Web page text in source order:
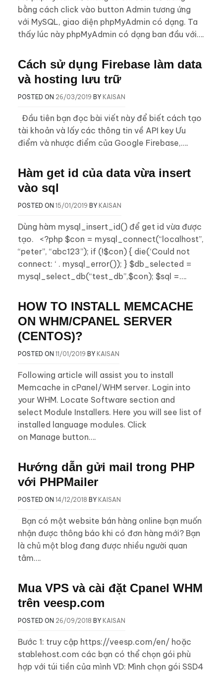
bằng cách click vào button Admin tương ứng
với MySQL, giao diện phpMyAdmin có dạng. Ta
thấy lúc này phpMyAdmin có dạng ban đầu với….
Cách sử dụng Firebase làm data
và hosting lưu trữ
POSTED ON 26/03/2019 BY KAISAN
Đầu tiên bạn đọc bài viết này để biết cách tạo
tài khoản và lấy các thông tin về API key Ưu
điểm và nhược điểm của Google Firebase,….
Hàm get id của data vừa insert
vào sql
POSTED ON 15/01/2019 BY KAISAN
Dùng hàm mysql_insert_id() để get id vừa được
tạo. <?php $con = mysql_connect(“localhost”,
“peter”, “abc123”); if (!$con) { die(‘Could not
connect: ‘ . mysql_error()); } $db_selected =
mysql_select_db(“test_db”,$con); $sql =….
HOW TO INSTALL MEMCACHE
ON WHM/CPANEL SERVER
(CENTOS)?
POSTED ON 11/01/2019 BY KAISAN
Following article will assist you to install
Memcache in cPanel/WHM server. Login into
your WHM. Locate Software section and
select Module Installers. Here you will see list of
installed language modules. Click
on Manage button….
Hướng dẫn gửi mail trong PHP
với PHPMailer
POSTED ON 14/12/2018 BY KAISAN
Bạn có một website bán hàng online bạn muốn
nhận được thông báo khi có đơn hàng mới? Bạn
là chủ một blog đang được nhiều người quan
tâm….
Mua VPS và cài đặt Cpanel WHM
trên veesp.com
POSTED ON 26/09/2018 BY KAISAN
Bước 1: truy cập https://veesp.com/en/ hoặc
stablehost.com các bạn có thể chọn gói phù
hợp với túi tiền của mình VD: Mình chọn gói SSD4